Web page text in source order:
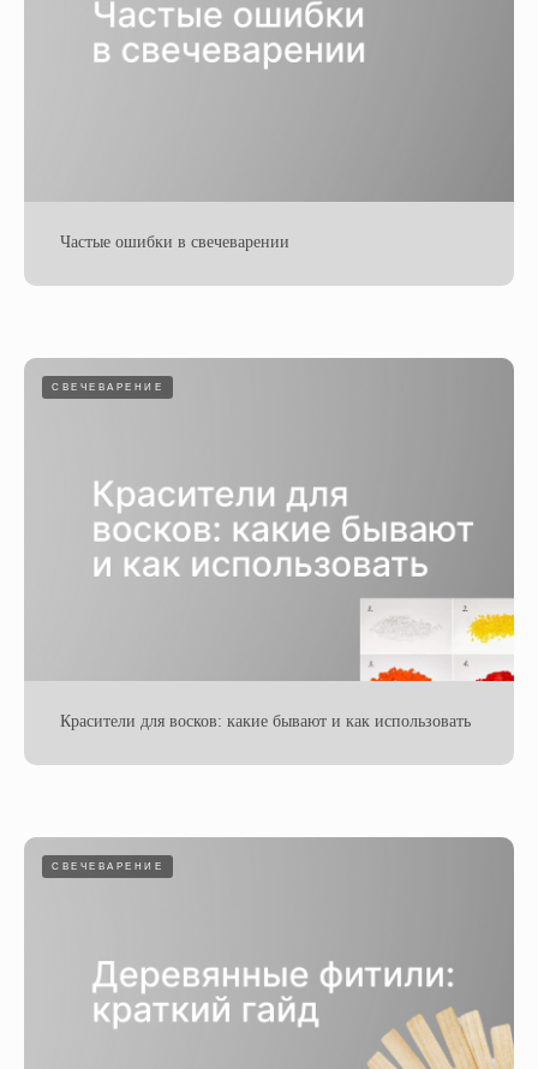
Частые ошибки в свечеварении
СВЕЧЕВАРЕНИЕ
Красители для восков: какие бывают и как использовать
СВЕЧЕВАРЕНИЕ